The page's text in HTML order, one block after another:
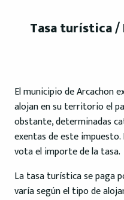
Tasa turística
El municipio de Arcachon
alojan en su territorio el
obstante, determinadas
exentas de este
vota el importe de la tasa.
La tasa turística se paga
varía según el tipo de